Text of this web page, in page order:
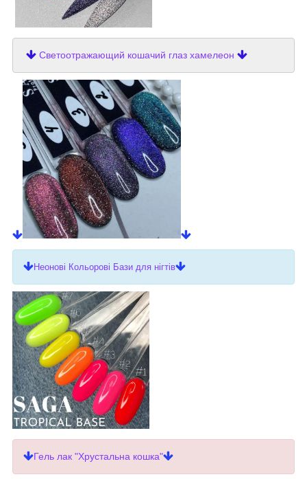
Светоотражающий кошачий глаз хамелеон
Неонові Кольорові Бази для нігтів
Гель лак "Хрустальна кошка"